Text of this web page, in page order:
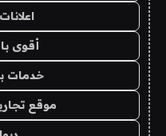
أقوى
خدمات با
موقع